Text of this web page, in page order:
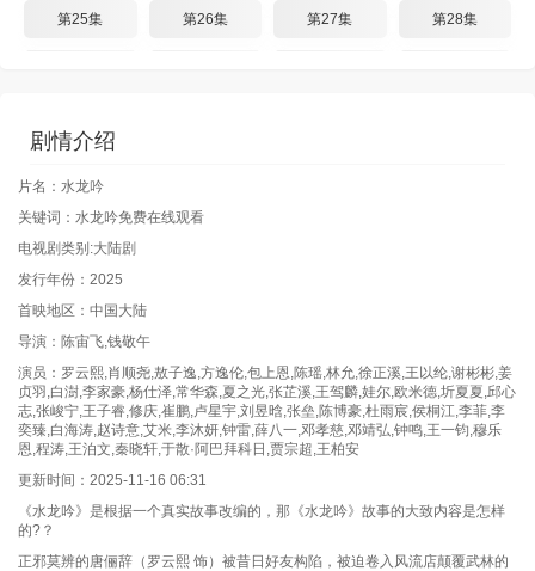
第25集 第26集 第27集 第28集
剧情介绍
片名：水龙吟
关键词：水龙吟免费在线观看
电视剧类别:大陆剧
发行年份：2025
首映地区：中国大陆
导演：陈宙飞,钱敬午
演员：罗云熙,肖顺尧,敖子逸,方逸伦,包上恩,陈瑶,林允,徐正溪,王以纶,谢彬彬,姜
贞羽,白澍,李家豪,杨仕泽,常华森,夏之光,张芷溪,王驾麟,娃尔,欧米德,圻夏夏,邱心
志,张峻宁,王子睿,修庆,崔鹏,卢星宇,刘昱晗,张垒,陈博豪,杜雨宸,侯桐江,李菲,李
奕臻,白海涛,赵诗意,艾米,李沐妍,钟雷,薛八一,邓孝慈,邓靖弘,钟鸣,王一钧,穆乐
恩,程涛,王泊文,秦晓轩,于散·阿巴拜科日,贾宗超,王柏安
更新时间：2025-11-16 06:31
《水龙吟》是根据一个真实故事改编的，那《水龙吟》故事的大致内容是怎样
的?？
正邪莫辨的唐俪辞（罗云熙 饰）被昔日好友构陷，被迫卷入风流店颠覆武林的